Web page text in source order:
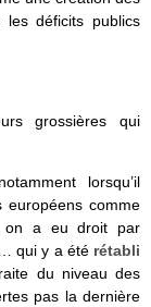
déficits publics
grossières qui
lorsqu’il
européens comme
on a eu droit par
qui y a été rétabli
du niveau des
pas la dernière